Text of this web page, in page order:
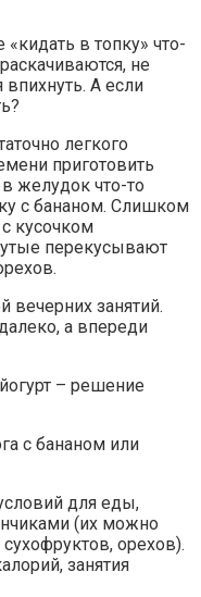
в топку» что-
не
А если
легкого
приготовить
желудок что-то
с бананом. Слишком
кусочком
перекусывают
вечерних занятий.
а впереди
– решение
с бананом или
для еды,
(их можно
орехов).
занятия